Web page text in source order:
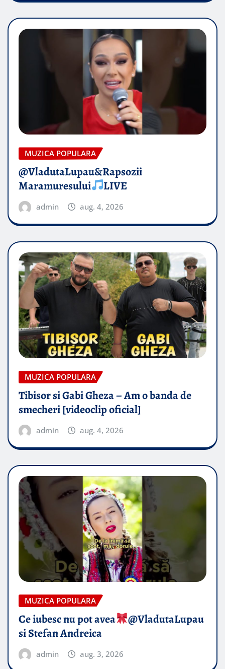
MUZICA POPULARA
@VladutaLupau&Rapsozii
Maramuresului
LIVE
admin aug. 4, 2026
MUZICA POPULARA
Tibisor si Gabi Gheza – Am o banda de
smecheri [videoclip oficial]
admin aug. 4, 2026
MUZICA POPULARA
Ce iubesc nu pot avea
​@VladutaLupau
si Stefan Andreica
admin aug. 3, 2026